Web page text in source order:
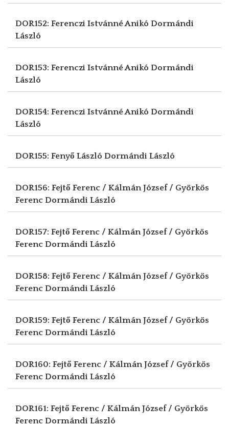
DOR152: Ferenczi Istvánné Anikó Dormándi
László
DOR153: Ferenczi Istvánné Anikó Dormándi
László
DOR154: Ferenczi Istvánné Anikó Dormándi
László
DOR155: Fenyő László Dormándi László
DOR156: Fejtő Ferenc / Kálmán József / Györkös
Ferenc Dormándi László
DOR157: Fejtő Ferenc / Kálmán József / Györkös
Ferenc Dormándi László
DOR158: Fejtő Ferenc / Kálmán József / Györkös
Ferenc Dormándi László
DOR159: Fejtő Ferenc / Kálmán József / Györkös
Ferenc Dormándi László
DOR160: Fejtő Ferenc / Kálmán József / Györkös
Ferenc Dormándi László
DOR161: Fejtő Ferenc / Kálmán József / Györkös
Ferenc Dormándi László